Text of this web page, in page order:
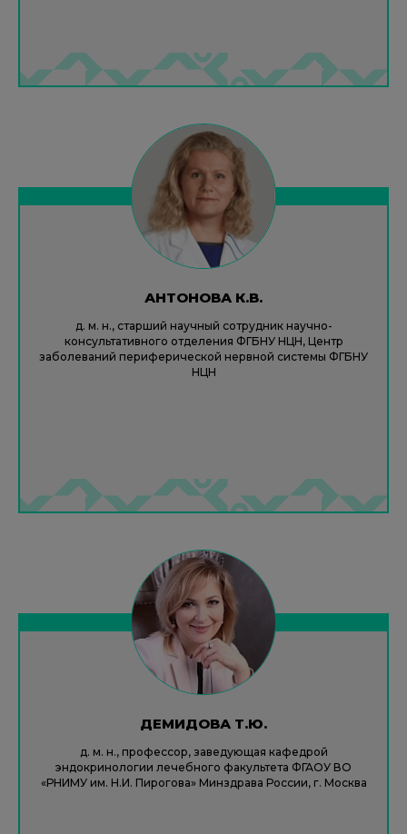
АНТОНОВА К.В.
д. м. н., старший научный сотрудник научно-
консультативного отделения ФГБНУ НЦН, Центр
заболеваний периферической нервной системы ФГБНУ
НЦН
ДЕМИДОВА Т.Ю.
д. м. н., профессор, заведующая кафедрой
эндокринологии лечебного факультета ФГАОУ ВО
«РНИМУ им. Н.И. Пирогова» Минздрава России, г. Москва